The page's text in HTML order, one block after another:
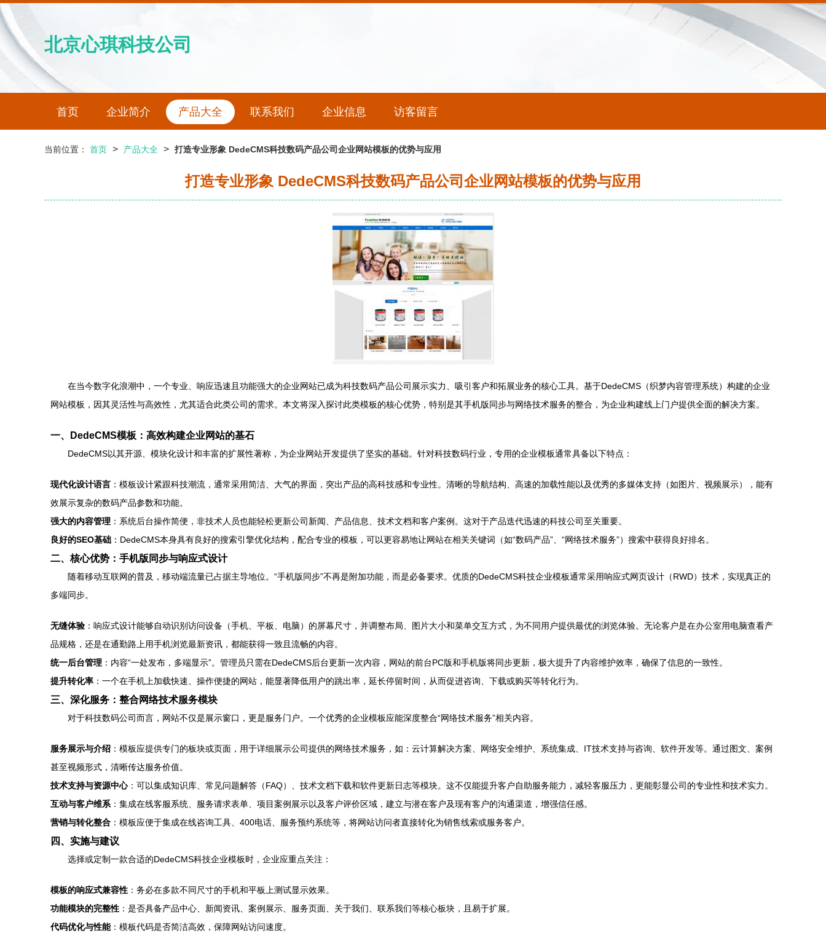
北京心琪科技公司
首页 企业简介 产品大全 联系我们 企业信息 访客留言
当前位置： 首页 > 产品大全 > 打造专业形象 DedeCMS科技数码产品公司企业网站模板的优势与应用
打造专业形象 DedeCMS科技数码产品公司企业网站模板的优势与应用
在当今数字化浪潮中，一个专业、响应迅速且功能强大的企业网站已成为科技数码产品公司展示实力、吸引客户和拓展业务的核心工具。基于DedeCMS（织梦内容管理系统）构建的企业
网站模板，因其灵活性与高效性，尤其适合此类公司的需求。本文将深入探讨此类模板的核心优势，特别是其手机版同步与网络技术服务的整合，为企业构建线上门户提供全面的解决方案。
一、DedeCMS模板：高效构建企业网站的基石
DedeCMS以其开源、模块化设计和丰富的扩展性著称，为企业网站开发提供了坚实的基础。针对科技数码行业，专用的企业模板通常具备以下特点：
现代化设计语言 ：模板设计紧跟科技潮流，通常采用简洁、大气的界面，突出产品的高科技感和专业性。清晰的导航结构、高速的加载性能以及优秀的多媒体支持（如图片、视频展示），能有
效展示复杂的数码产品参数和功能。
强大的内容管理 ：系统后台操作简便，非技术人员也能轻松更新公司新闻、产品信息、技术文档和客户案例。这对于产品迭代迅速的科技公司至关重要。
良好的SEO基础 ：DedeCMS本身具有良好的搜索引擎优化结构，配合专业的模板，可以更容易地让网站在相关关键词（如“数码产品”、“网络技术服务”）搜索中获得良好排名。
二、核心优势：手机版同步与响应式设计
随着移动互联网的普及，移动端流量已占据主导地位。“手机版同步”不再是附加功能，而是必备要求。优质的DedeCMS科技企业模板通常采用响应式网页设计（RWD）技术，实现真正的
多端同步。
无缝体验 ：响应式设计能够自动识别访问设备（手机、平板、电脑）的屏幕尺寸，并调整布局、图片大小和菜单交互方式，为不同用户提供最优的浏览体验。无论客户是在办公室用电脑查看产
品规格，还是在通勤路上用手机浏览最新资讯，都能获得一致且流畅的内容。
统一后台管理 ：内容“一处发布，多端显示”。管理员只需在DedeCMS后台更新一次内容，网站的前台PC版和手机版将同步更新，极大提升了内容维护效率，确保了信息的一致性。
提升转化率 ：一个在手机上加载快速、操作便捷的网站，能显著降低用户的跳出率，延长停留时间，从而促进咨询、下载或购买等转化行为。
三、深化服务：整合网络技术服务模块
对于科技数码公司而言，网站不仅是展示窗口，更是服务门户。一个优秀的企业模板应能深度整合“网络技术服务”相关内容。
服务展示与介绍 ：模板应提供专门的板块或页面，用于详细展示公司提供的网络技术服务，如：云计算解决方案、网络安全维护、系统集成、IT技术支持与咨询、软件开发等。通过图文、案例
甚至视频形式，清晰传达服务价值。
技术支持与资源中心：可以集成知识库、常见问题解答（FAQ）、技术文档下载和软件更新日志等模块。这不仅能提升客户自助服务能力，减轻客服压力，更能彰显公司的专业性和技术实力。
互动与客户维系 ：集成在线客服系统、服务请求表单、项目案例展示以及客户评价区域，建立与潜在客户及现有客户的沟通渠道，增强信任感。
营销与转化整合 ：模板应便于集成在线咨询工具、400电话、服务预约系统等，将网站访问者直接转化为销售线索或服务客户。
四、实施与建议
选择或定制一款合适的DedeCMS科技企业模板时，企业应重点关注：
模板的响应式兼容性 ：务必在多款不同尺寸的手机和平板上测试显示效果。
功能模块的完整性 ：是否具备产品中心、新闻资讯、案例展示、服务页面、关于我们、联系我们等核心板块，且易于扩展。
代码优化与性能：模板代码是否简洁高效，保障网站访问速度。